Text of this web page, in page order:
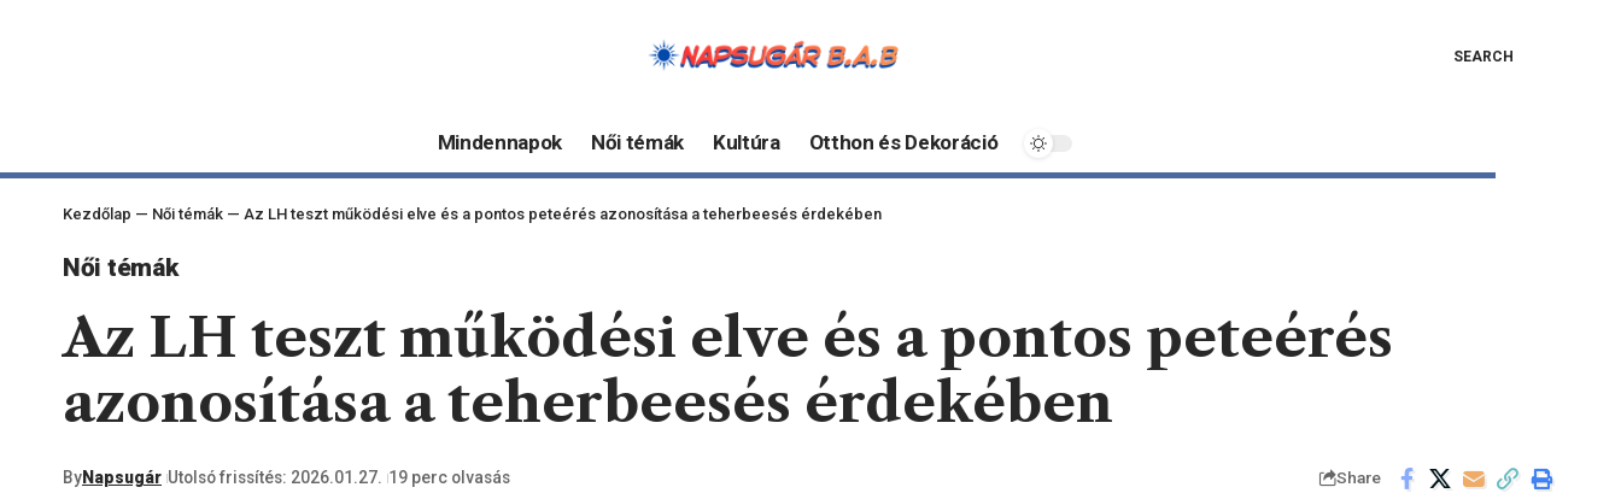
SEARCH
Mindennapok Női témák Kultúra Otthon és Dekoráció
Kezdőlap — Női témák — Az LH teszt működési elve és a pontos peteérés azonosítása a teherbeesés érdekében
Női témák
Az LH teszt működési elve és a pontos peteérés
azonosítása a teherbeesés érdekében
ByNapsugár Utolsó frissítés: 2026.01.27. 19 perc olvasás Share